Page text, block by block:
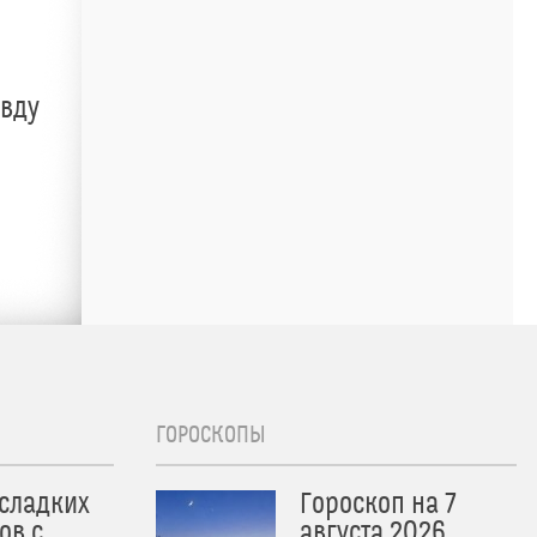
ГОРОСКОПЫ
Гороскоп на 7